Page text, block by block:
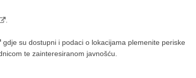
gdje su dostupni i podaci o lokacijama plemenite periske
te zainteresiranom javnošću.